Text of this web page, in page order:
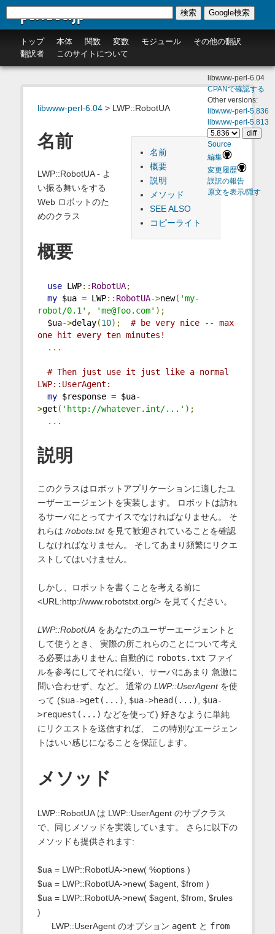
perldoc.jp
トップ 本体 関数 変数 モジュール
その他の翻訳
翻訳者
このサイトについて
検索 Google検索
libwww-perl-6.04> LWP::RobotUA
libwww-perl-6.04
CPANで確認する
Other versions:
libwww-perl-5.836
libwww-perl-5.813
Source
編集
変更履歴
誤訳の報告
原文を表示/隠す
名前
概要
説明
メソッド
SEE ALSO
コピーライト
名前
LWP::RobotUA - よ
い振る舞いをする
Web ロボットのた
めのクラス
概要
use LWP:: RobotUA;
my $ua = LWP:: RobotUA->new( 'my-
robot/0.1' , 'me@foo.com' );
$ua->delay(10);
# be very nice -- max
one hit every ten minutes!
...
# Then just use it just like a normal
LWP::UserAgent:
my $response = $ua-
>get ( 'http://whatever.int/...' );
...
説明
このクラスはロボットアプリケーションに適したユ
ーザーエージェントを実装します。 ロボットは訪れ
るサーバにとってナイスでなければなりません。 そ
れらは /robots.txtを見て歓迎されていることを確認
しなければなりません。 そしてあまり頻繁にリクエ
ストしてはいけません。
しかし、ロボットを書くことを考える前に
<URL:http://www.robotstxt.org/> を見てください。
LWP::RobotUAをあなたのユーザーエージェントと
して使うとき、 実際の所これらのことについて考え
る必要はありません; 自動的に robots.txt ファイ
ルを参考にしてそれに従い、サーバにあまり 急激に
問い合わせず、など。 通常の LWP::UserAgentを使
って ($ua->get(...) $ua->head(...)
$ua-
>request(...) などを使って) 好きなように単純
にリクエストを送信すれば、 この特別なエージェン
トはいい感じになることを保証します。
メソッド
LWP::RobotUA は LWP::UserAgent のサブクラス
で、同じメソッドを実装しています。 さらに以下の
メソッドも提供されます:
$ua = LWP::RobotUA->new( %options )
$ua = LWP::RobotUA->new( $agent, $from )
$ua = LWP::RobotUA->new( $agent, $from, $rules
)
LWP::UserAgent のオプション agent と from